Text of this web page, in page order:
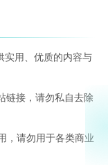
实用、优质的内容与
链接，请勿私自去除
，请勿用于各类商业